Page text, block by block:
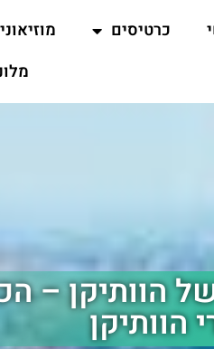
כרטיסים
הוותיקן –
הוותיקן